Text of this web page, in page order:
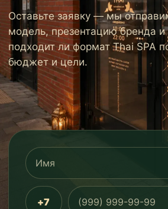
Оставьте заявку — мы
модель, презентацию бренда
подходит ли формат Thai SPA
бюджет и цели.
+7